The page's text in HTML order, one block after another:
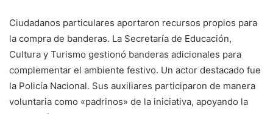
Ciudadanos particulares aportaron recursos propios para
la compra de banderas. La Secretaría de Educación,
Cultura y Turismo gestionó banderas adicionales para
complementar el ambiente festivo. Un actor destacado fue
la Policía Nacional. Sus auxiliares participaron de manera
voluntaria como «padrinos» de la iniciativa, apoyando la